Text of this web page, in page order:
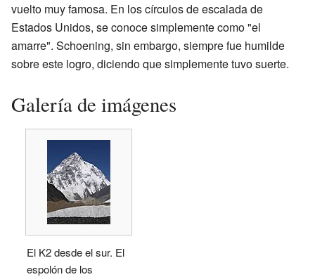
vuelto muy famosa. En los círculos de escalada de
Estados Unidos, se conoce simplemente como "el
amarre". Schoening, sin embargo, siempre fue humilde
sobre este logro, diciendo que simplemente tuvo suerte.
Galería de imágenes
El K2 desde el sur. El
espolón de los